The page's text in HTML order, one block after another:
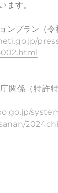
ます。
ンプラン（令
関係（特許